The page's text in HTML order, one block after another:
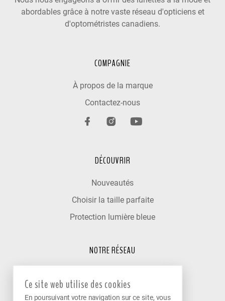
abordables grâce à notre vaste réseau d'opticiens et
d'optométristes canadiens.
COMPAGNIE
À propos de la marque
Contactez-nous
DÉCOUVRIR
Nouveautés
Choisir la taille parfaite
Protection lumière bleue
NOTRE RÉSEAU
Nos cliniques partenaires
Ce site web utilise des cookies
En poursuivant votre navigation sur ce site, vous